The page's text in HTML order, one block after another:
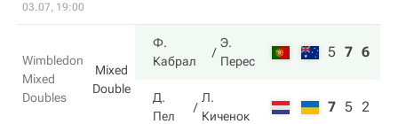
03.07, 19:00
Wimbledon
Mixed
Doubles
Mixed
Double
Ф.
Кабрал
Э.
Перес
5 7 6
Д.
Пел
Л.
Киченок
7 5 2